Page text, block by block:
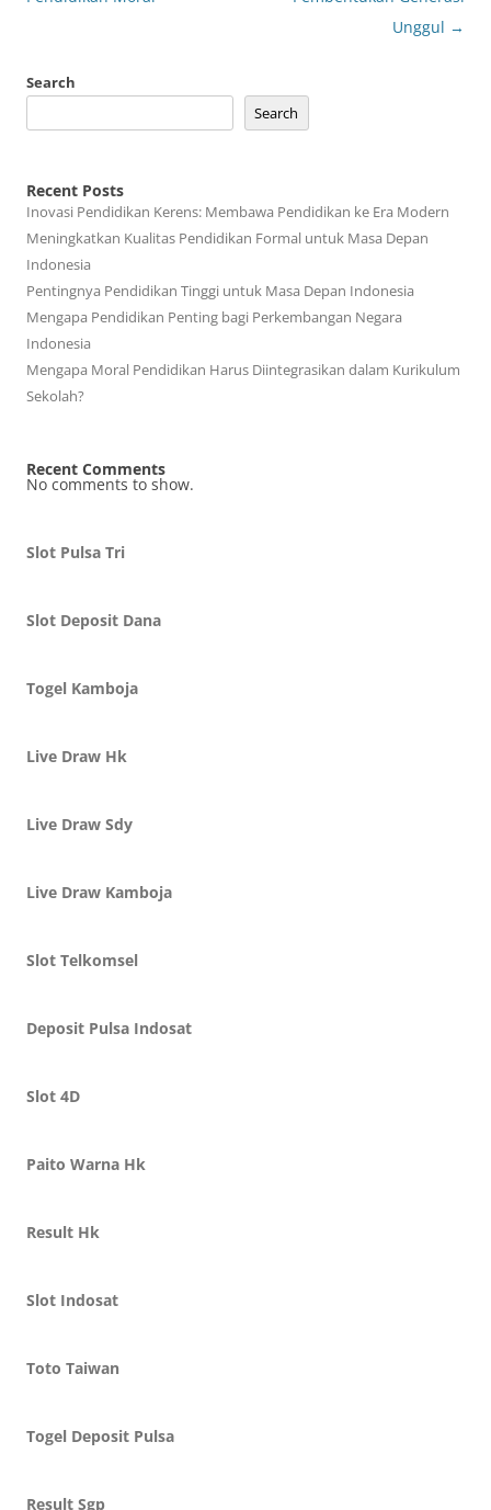
Unggul →
Search
Search
Recent Posts
Inovasi Pendidikan Kerens: Membawa Pendidikan ke Era Modern
Meningkatkan Kualitas Pendidikan Formal untuk Masa Depan
Indonesia
Pentingnya Pendidikan Tinggi untuk Masa Depan Indonesia
Mengapa Pendidikan Penting bagi Perkembangan Negara
Indonesia
Mengapa Moral Pendidikan Harus Diintegrasikan dalam Kurikulum
Sekolah?
Recent Comments
No comments to show.
Slot Pulsa Tri
Slot Deposit Dana
Togel Kamboja
Live Draw Hk
Live Draw Sdy
Live Draw Kamboja
Slot Telkomsel
Deposit Pulsa Indosat
Slot 4D
Paito Warna Hk
Result Hk
Slot Indosat
Toto Taiwan
Togel Deposit Pulsa
Result Sgp